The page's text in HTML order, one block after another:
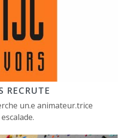
RECRUTE
un.e animateur.trice